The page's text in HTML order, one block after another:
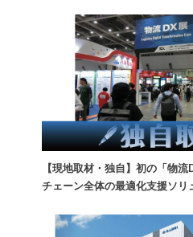
【現地取材・独自】初の「物
チェーン全体の最適化支援ソリ